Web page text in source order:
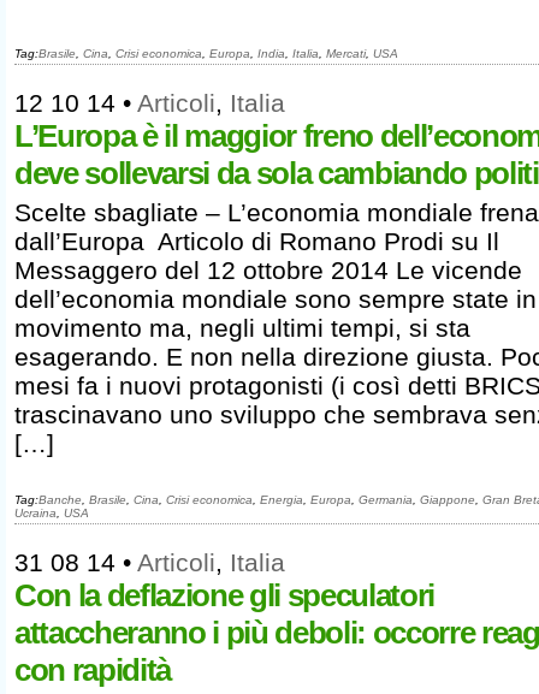
Tag:Brasile Cina Crisi economica Europa India Italia Mercati, USA
12 10 14 • Articoli, Italia
L’Europa è il maggior freno
deve sollevarsi da sola cambiando
Scelte sbagliate – L’economia mondiale
dall’Europa Articolo di Romano Prodi su Il
Messaggero del 12 ottobre 2014 Le vicende
dell’economia mondiale sono sempre state in
movimento ma, negli ultimi tempi, si sta
esagerando. E non nella direzione giusta.
mesi fa i nuovi protagonisti (i così detti
trascinavano uno sviluppo che sembrava
[…]
Tag:Banche Brasile Cina Crisi economica Energia Europa Germania Giappone
Gran
Ucraina
USA
31 08 14 • Articoli, Italia
Con la deflazione gli speculatori
attaccheranno i più deboli: occorre
con rapidità